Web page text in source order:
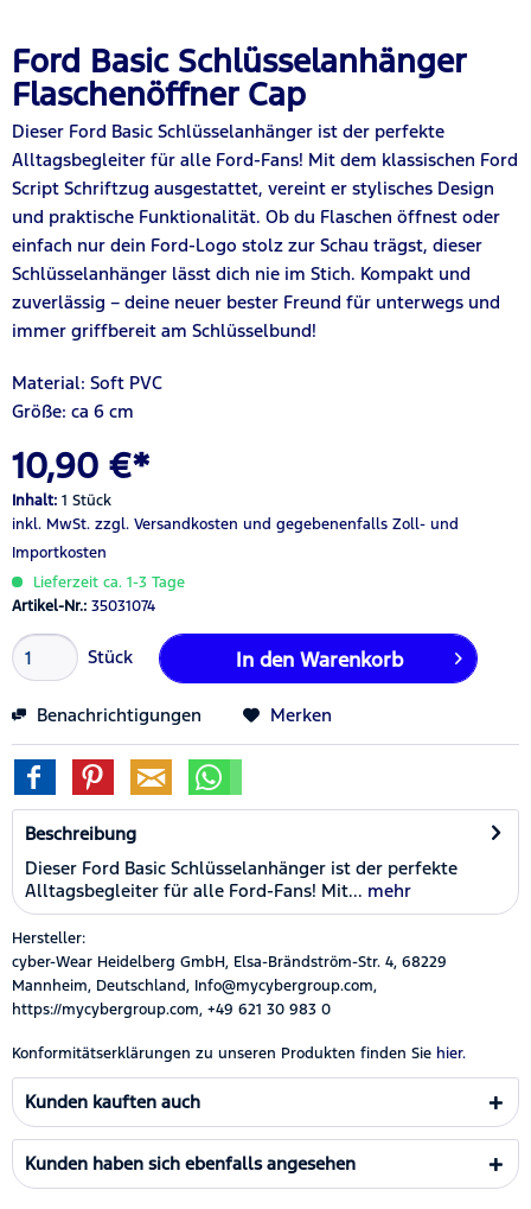
Ford Basic Schlüsselanhänger
Flaschenöffner Cap
Dieser Ford Basic Schlüsselanhänger ist der perfekte
Alltagsbegleiter für alle Ford-Fans! Mit dem klassischen Ford
Script Schriftzug ausgestattet, vereint er stylisches Design
und praktische Funktionalität. Ob du Flaschen öffnest oder
einfach nur dein Ford-Logo stolz zur Schau trägst, dieser
Schlüsselanhänger lässt dich nie im Stich. Kompakt und
zuverlässig – deine neuer bester Freund für unterwegs und
immer griffbereit am Schlüsselbund!
Material: Soft PVC
Größe: ca 6 cm
10,90 €*
Inhalt: 1 Stück
inkl. MwSt. zzgl. Versandkosten und gegebenenfalls Zoll- und
Importkosten
Lieferzeit ca. 1-3 Tage
Artikel-Nr.: 35031074
Stück In den Warenkorb
Benachrichtigungen Merken
Beschreibung
Dieser Ford Basic Schlüsselanhänger ist der perfekte
Alltagsbegleiter für alle Ford-Fans! Mit... mehr
Hersteller:
cyber-Wear Heidelberg GmbH, Elsa-Brändström-Str. 4, 68229
Mannheim, Deutschland, Info@mycybergroup.com,
https://mycybergroup.com, +49 621 30 983 0
Konformitätserklärungen zu unseren Produkten finden Sie hier.
Kunden kauften auch
Kunden haben sich ebenfalls angesehen